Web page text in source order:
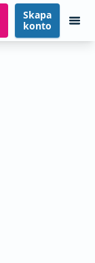
Skapa
konto